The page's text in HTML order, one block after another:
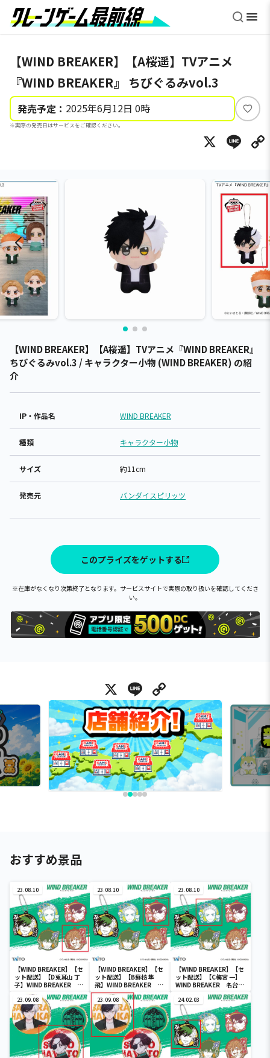
【WIND BREAKER】【A桜遥】TVアニメ
『WIND BREAKER』 ちびぐるみvol.3
発売予定： 2025年6月12日 0時
※実際の発売日はサービスをご確認ください。
い
ね
X
【WIND BREAKER】【A桜遥】TVアニメ『WIND BREAKER』
ちびぐるみvol.3 / キャラクター小物 (WIND BREAKER) の紹
介
IP・作品名 WIND BREAKER
種類 キャラクター小物
サイズ 約11cm
発売元 バンダイスピリッツ
このプライズをゲットする
※在庫がなくなり次第終了となります。サービスサイトで実際の取り扱いを確認してくださ
い。
X Line
おすすめ景品
23.08.10
【WIND BREAKER】【セ
ット配送】【D兎耳山 丁
子】WIND BREAKER 名
台詞ラバーストラップ
23.08.10
【WIND BREAKER】【セ
ット配送】【B蘇枋 隼
飛】WIND BREAKER 名
台詞ラバーストラップ
23.08.10
【WIND BREAKER】【セ
ット配送】【C梅宮 一】
WIND BREAKER 名台詞
ラバーストラップ
23.09.08 23.09.08 24.02.03